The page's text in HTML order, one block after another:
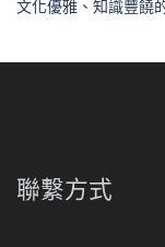
文化優雅、知識豐饒
聯繫方式